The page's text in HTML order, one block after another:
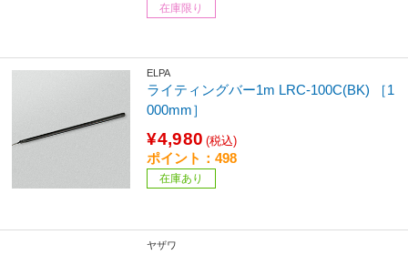
在庫限り
ELPA
ライティングバー1m LRC-100C(BK) ［1
000mm］
¥4,980 (税込)
ポイント：498
在庫あり
ヤザワ